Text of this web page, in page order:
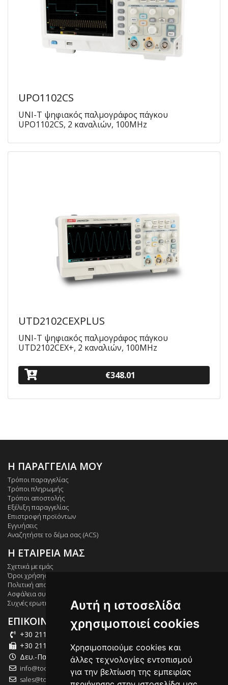
UPO1102CS
UNI-T ψηφιακός παλμογράφος πάγκου
UPO1102CS, 2 καναλιών, 100MHz
UTD2102CEXPLUS
UNI-T ψηφιακός παλμογράφος πάγκου
UTD2102CEX+, 2 καναλιών, 100MHz
€348.01
Η ΠΑΡΑΓΓΕΛΙΑ ΜΟΥ
Τρόποι παραγγελίας
Τρόποι πληρωμής
Τρόποι αποστολής
Εξέλιξη παραγγελίας
Επιστροφή προϊόντων
Εγγυήσεις
Αναζητήστε το δέμα σας (ACS)
Η ΕΤΑΙΡΕΙΑ ΜΑΣ
Σχετικά με εμάς
Όροι χρήσης
Πολιτική απορρήτου
Ασφάλεια συναλλαγών
Συχνές ερωτήσεις
ΕΠΙΚΟΙΝΩΝΙΑ
+30 211 012 2003
+30 211 012 2004
Δευ.-Παρ.: 09:00-18:00
info@tool-market.gr
sales@tool-market.gr
Αυτή η ιστοσελίδα
χρησιμοποιεί cookies
Χρησιμοποιούμε cookies και
άλλες τεχνολογίες εντοπισμού
για την βελτίωση της εμπειρίας